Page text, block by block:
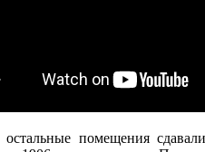
помещения